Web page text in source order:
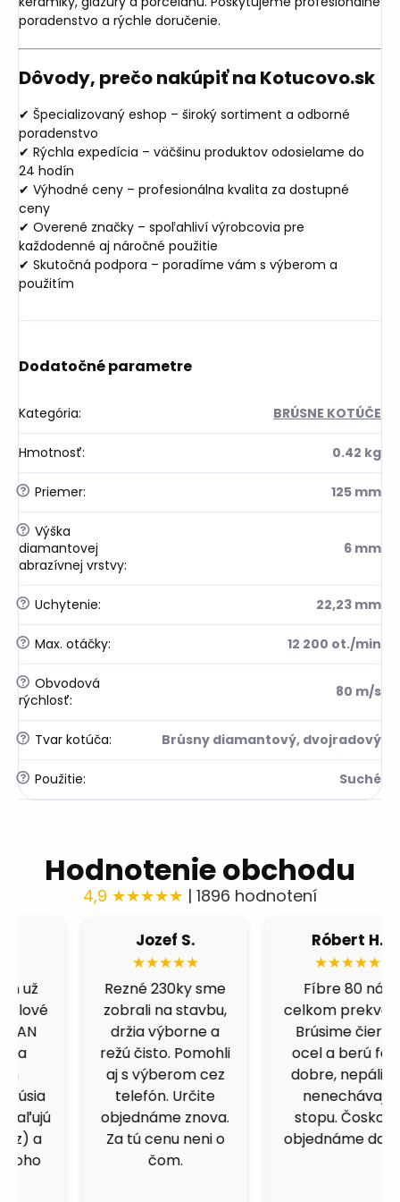
poradenstvo a rýchle doručenie.
Dôvody, prečo nakúpiť na Kotucovo.sk
✔ Špecializovaný eshop – široký sortiment a odborné
poradenstvo
✔ Rýchla expedícia – väčšinu produktov odosielame do
24 hodín
✔ Výhodné ceny – profesionálna kvalita za dostupné
ceny
✔ Overené značky – spoľahliví výrobcovia pre
každodenné aj náročné použitie
✔ Skutočná podpora – poradíme vám s výberom a
použitím
Dodatočné parametre
Kategória: BRÚSNE KOTÚČE
Hmotnosť: 0.42 kg
? Priemer: 125 mm
? Výška
diamantovej
abrazívnej vrstvy:
6 mm
? Uchytenie: 22,23 mm
? Max. otáčky: 12 200 ot./min
? Obvodová
rýchlosť: 80 m/s
? Tvar kotúča: Brúsny diamantový, dvojradový
? Použitie: Suché
Hodnotenie obchodu
4,9 ★★★★★ | 1896 hodnotení
Róbert H.
★★★★★
Fíbre 80 nás
celkom prekvapili.
Brúsime čiernu
ocel a berú fest
dobre, nepália a
nenechávajú
stopu. Čoskoro
objednáme dalšie.
Fero B.
★★★★★
Výborná cena a
kvalita. Skúšal som
viacero obchodov,
ale kotucovo má
fakt dobrý pomer.
125ky premium
inox idú ako do
masla.